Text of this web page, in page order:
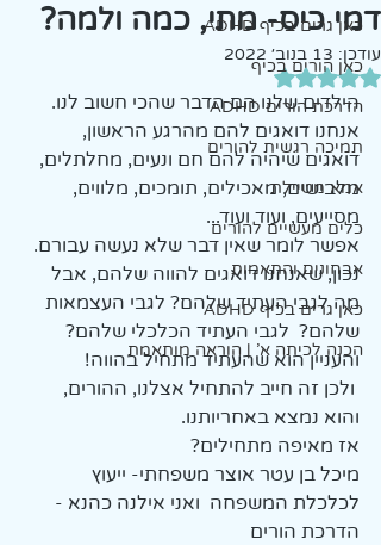
כאן גרים בכיף ADHD
כאן הורים בכיף
הדרכת הורים ADHD
תמיכה רגשית להורים
אמא מטיילת
כלים מעשיים להורים
אבחונים והתאמות
כאן גרים בכיף ADHD
הכנה לכיתה א' | הוראה מותאמת
דמי כיס- מתי, כמה ולמה?
עודכן: 13 בנוב׳ 2022
דירוג של NaN מתוך 5 כוכבים
הילדים שלנו הם הדבר שהכי חשוב לנו.
אנחנו דואגים להם מהרגע הראשון,
דואגים שיהיה להם חם ונעים, מחלתלים,
מלבישים, מאכילים, תומכים, מלווים,
מסייעים, ועוד ועוד...
אפשר לומר שאין דבר שלא נעשה עבורם.
נכון, שאנחנו דואגים להווה שלהם, אבל
מה לגבי העתיד שלהם? לגבי העצמאות
שלהם?  לגבי העתיד הכלכלי שלהם?
והעניין הוא שהעתיד מתחיל בהווה!
ולכן זה חייב להתחיל אצלנו, ההורים,
והוא נמצא באחריותנו.
אז מאיפה מתחילים?
מיכל בן עטר אוצר משפחתי- ייעוץ
לכלכלת המשפחה  ואני אילנה כהנא -
הדרכת הורים